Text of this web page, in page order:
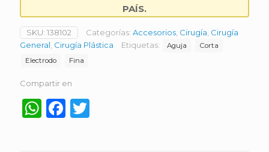
PAÍS.
SKU: 138102 Categorías: Accesorios Cirugía Cirugía
General Cirugía Plástica Etiquetas: Aguja
Corta
Electrodo
Fina
Compartir en
WhatsApp
Facebook